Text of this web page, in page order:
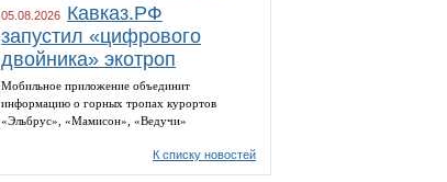
05.08.2026 Кавказ.РФ
запустил «цифрового
двойника» экотроп
Мобильное приложение объединит
информацию о горных тропах курортов
«Эльбрус», «Мамисон», «Ведучи»
К списку новостей